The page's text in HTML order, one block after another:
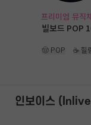
프리미엄 뮤직
빌보드 POP
🤠 POP ☕ 힐
인보이스